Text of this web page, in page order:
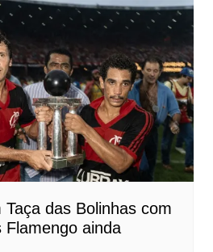
das Bolinhas com
Flamengo ainda